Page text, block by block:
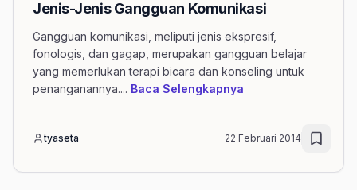
Jenis-Jenis Gangguan Komunikasi
Gangguan komunikasi, meliputi jenis ekspresif,
fonologis, dan gagap, merupakan gangguan belajar
yang memerlukan terapi bicara dan konseling untuk
penanganannya.... Baca Selengkapnya
tyaseta 22 Februari 2014